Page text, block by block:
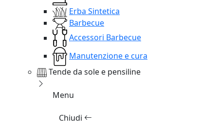
Erba Sintetica
Barbecue
Accessori Barbecue
Manutenzione e cura
Tende da sole e pensiline
Menu
Chiudi